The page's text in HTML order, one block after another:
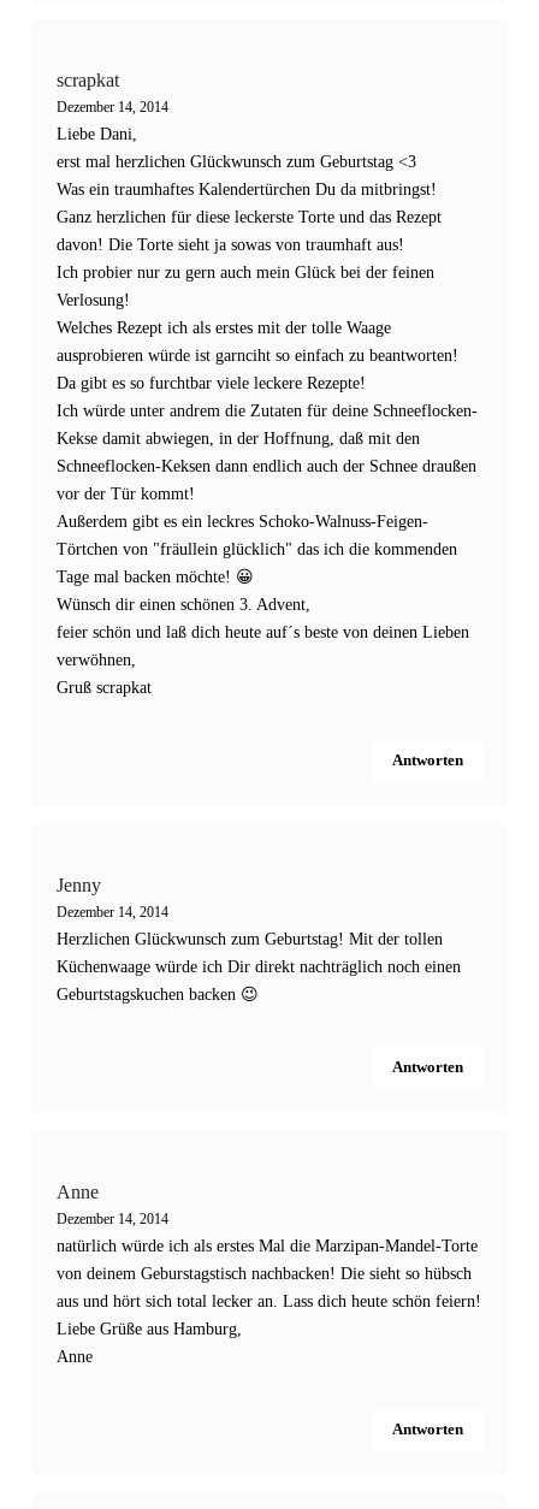
scrapkat
Dezember 14, 2014
Liebe Dani,
erst mal herzlichen Glückwunsch zum Geburtstag <3
Was ein traumhaftes Kalendertürchen Du da mitbringst!
Ganz herzlichen für diese leckerste Torte und das Rezept
davon! Die Torte sieht ja sowas von traumhaft aus!
Ich probier nur zu gern auch mein Glück bei der feinen
Verlosung!
Welches Rezept ich als erstes mit der tolle Waage
ausprobieren würde ist garnciht so einfach zu beantworten!
Da gibt es so furchtbar viele leckere Rezepte!
Ich würde unter andrem die Zutaten für deine Schneeflocken-
Kekse damit abwiegen, in der Hoffnung, daß mit den
Schneeflocken-Keksen dann endlich auch der Schnee draußen
vor der Tür kommt!
Außerdem gibt es ein leckres Schoko-Walnuss-Feigen-
Törtchen von "fräullein glücklich" das ich die kommenden
Tage mal backen möchte! 😀
Wünsch dir einen schönen 3. Advent,
feier schön und laß dich heute auf´s beste von deinen Lieben
verwöhnen,
Gruß scrapkat
Antworten
Jenny
Dezember 14, 2014
Herzlichen Glückwunsch zum Geburtstag! Mit der tollen
Küchenwaage würde ich Dir direkt nachträglich noch einen
Geburtstagskuchen backen 😉
Antworten
Anne
Dezember 14, 2014
natürlich würde ich als erstes Mal die Marzipan-Mandel-Torte
von deinem Geburstagstisch nachbacken! Die sieht so hübsch
aus und hört sich total lecker an. Lass dich heute schön feiern!
Liebe Grüße aus Hamburg,
Anne
Antworten